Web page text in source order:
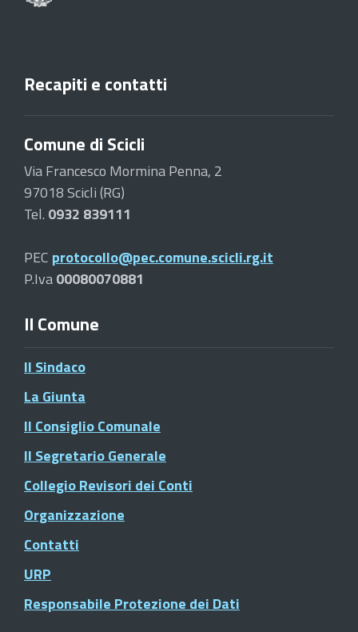
Recapiti e contatti
Comune di Scicli
Via Francesco Mormina Penna, 2
97018 Scicli (RG)
Tel. 0932 839111
PEC protocollo@pec.comune.scicli.rg.it
P.Iva00080070881
Il Comune
Il Sindaco
La Giunta
Il Consiglio Comunale
Il Segretario Generale
Collegio Revisori dei Conti
Organizzazione
Contatti
URP
Responsabile Protezione dei Dati